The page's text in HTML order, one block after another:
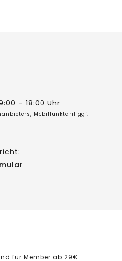
– 18:00 Uhr
Mobilfunktarif ggf.
für Member ab 29€